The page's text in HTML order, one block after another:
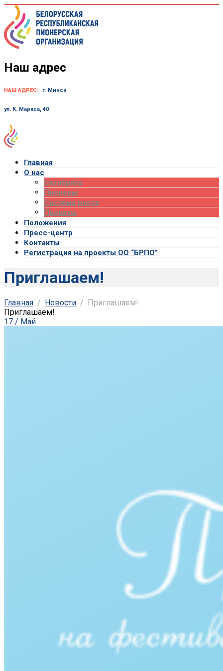
Skip
content
Наш адрес
НАШ АДРЕС: г. Минск
ул. К. Маркса, 40
Главная
О нас
Октябрята
Пионеры
Система роста
Проекты
Положения
Пресс-центр
Контакты
Регистрация на проекты ОО “БРПО”
Приглашаем!
Главная Новости
Приглашаем!
Приглашаем!
17 / Май